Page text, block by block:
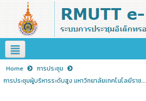
Home
การประชุม
การประชุมผู้บริหารระดับสูง มหาวิทยาลัยเทคโนโลยีราช...